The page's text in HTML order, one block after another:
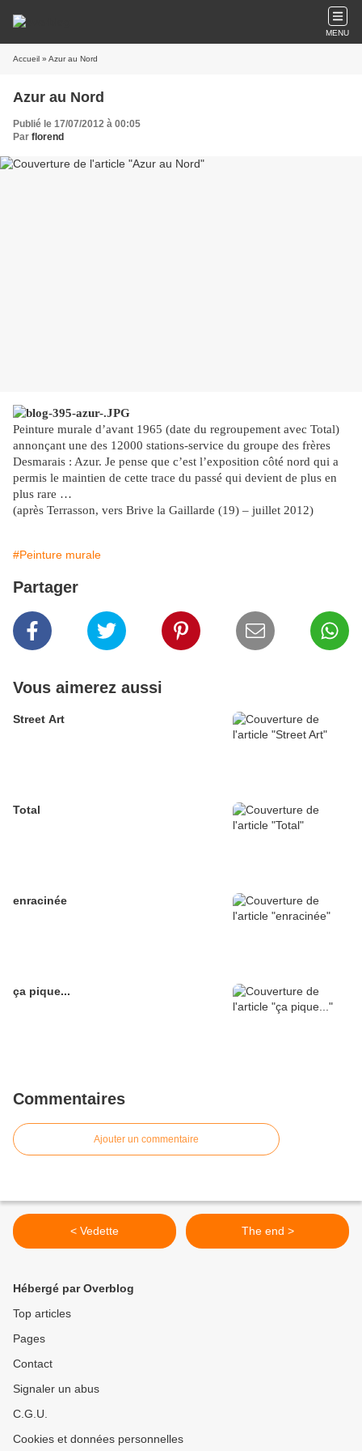
MENU
Accueil » Azur au Nord
Azur au Nord
Publié le 17/07/2012 à 00:05
Par florend
Peinture murale d’avant 1965 (date du regroupement avec Total)
annonçant une des 12000 stations-service du groupe des frères
Desmarais : Azur. Je pense que c’est l’exposition côté nord qui a
permis le maintien de cette trace du passé qui devient de plus en
plus rare …
(après Terrasson, vers Brive la Gaillarde (19) – juillet 2012)
#Peinture murale
Partager
Vous aimerez aussi
Street Art
Total
enracinée
ça pique...
Commentaires
Ajouter un commentaire
< Vedette The end >
Hébergé par Overblog
Top articles
Pages
Contact
Signaler un abus
C.G.U.
Cookies et données personnelles